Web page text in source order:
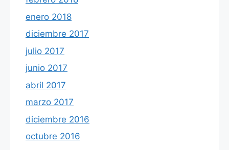
enero 2018
diciembre 2017
julio 2017
junio 2017
abril 2017
marzo 2017
diciembre 2016
octubre 2016